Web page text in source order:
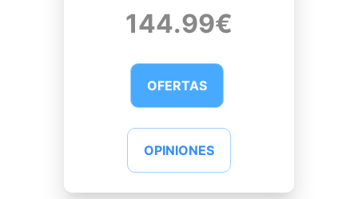
144.99€
OFERTAS
OPINIONES